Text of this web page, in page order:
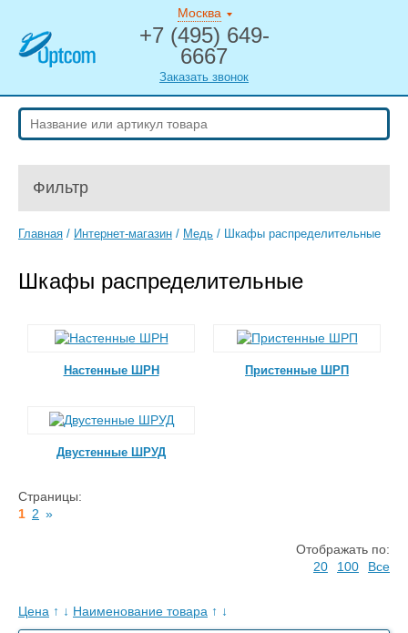
Москва
+7 (495) 649-
6667
Заказать звонок
Фильтр
Главная / Интернет-магазин / Медь / Шкафы распределительные
Шкафы распределительные
Настенные ШРН Пристенные ШРП
Двустенные ШРУД
Страницы:
1 2 »
Отображать по:
20
100 Все
Цена ↑ ↓ Наименование товара ↑ ↓